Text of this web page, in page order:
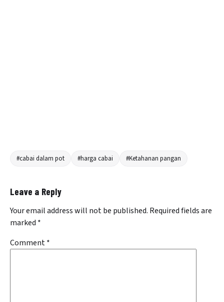
#cabai dalam pot #harga cabai #Ketahanan pangan
Leave a Reply
Your email address will not be published. Required fields are
marked *
Comment*